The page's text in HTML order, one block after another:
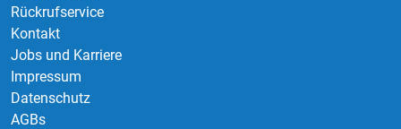
Rückrufservice
Kontakt
Jobs und Karriere
Impressum
Datenschutz
AGBs